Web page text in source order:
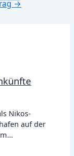
→
Nikos-
auf der